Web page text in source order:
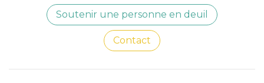
Soutenir une personne en deuil
Contact